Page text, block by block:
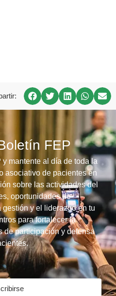
FEP
mantente al día de toda la
asociativo de pacientes en
sobre las actividades del
oportunidades de
y el liderazgo en tu
para fortalecer la
de participación y defensa